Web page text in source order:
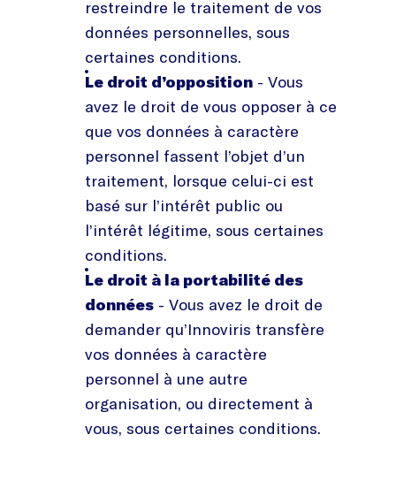
restreindre le traitement de vos
données personnelles, sous
certaines conditions.
Le droit d’opposition - Vous
avez le droit de vous opposer à ce
que vos données à caractère
personnel fassent l’objet d’un
traitement, lorsque celui-ci est
basé sur l’intérêt public ou
l’intérêt légitime, sous certaines
conditions.
Le droit à la portabilité des
données - Vous avez le droit de
demander qu’Innoviris transfère
vos données à caractère
personnel à une autre
organisation, ou directement à
vous, sous certaines conditions.